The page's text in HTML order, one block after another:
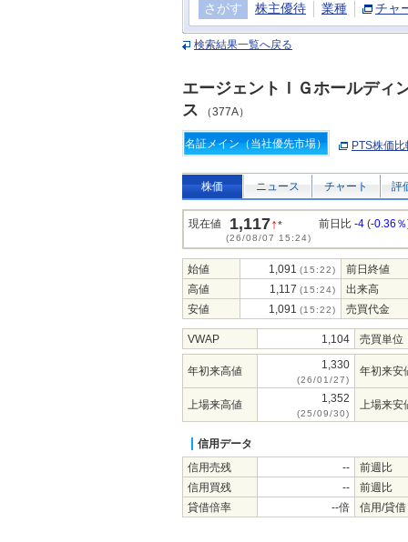
さがす 株主優待 業種 チャ
検索結果一覧へ戻る
エージェントＩＧホールディ
ス （377A）
名証メイン（当社優先市場） PTS株価比
株価 ニュース チャート 評
現在値 1,117↑*
(26/08/07 15:24)
前日比 -4 (-0.36％
始値 1,091 (15:22)
前日終値
高値
1,117 (15:24)
出来高
安値
1,091 (15:22) 売買代金
VWAP 1,104 売買単位
年初来高値 1,330
(26/01/27)
年初来安
上場来高値 1,352
(25/09/30)
上場来安
信用データ
信用売残
--
前週比
信用買残
--
前週比
貸借倍率
--倍 信用/貸借